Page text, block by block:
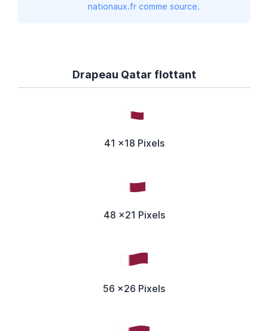
nationaux.fr comme source.
Drapeau Qatar flottant
41 x18 Pixels
48 x21 Pixels
56 x26 Pixels